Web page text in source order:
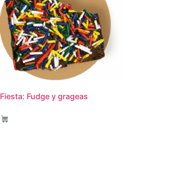
Fiesta: Fudge y grageas